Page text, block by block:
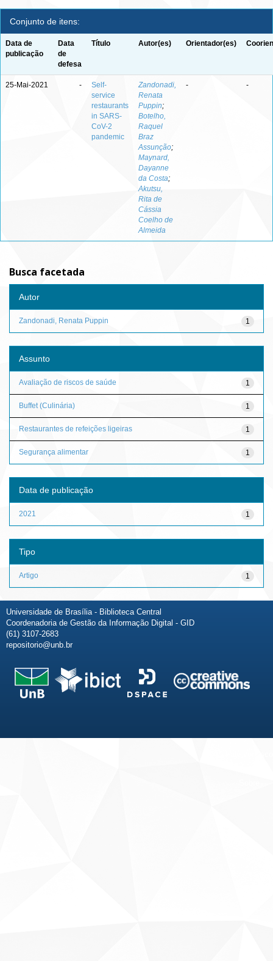
Conjunto de itens:
Data de
publicação
Data
de
defesa
Título Autor(es) Orientador(es)
25-Mai-2021 -
Self-
service
restaurants
in SARS-
CoV-2
pandemic
Zandonadi,
Renata
Puppin;
Botelho,
Raquel
Braz
Assunção;
Maynard,
Dayanne
da Costa;
Akutsu,
Rita de
Cássia
Coelho de
Almeida
- -
Busca facetada
Autor
1
Zandonadi, Renata Puppin
Assunto
1
Avaliação de riscos de saúde
1
Buffet (Culinária)
1
Restaurantes de refeições ligeiras
1
Segurança alimentar
Data de publicação
1
2021
Tipo
1
Artigo
Universidade de Brasília - Biblioteca Central
Coordenadoria de Gestão da Informação Digital - GID
(61) 3107-2683
repositorio@unb.br